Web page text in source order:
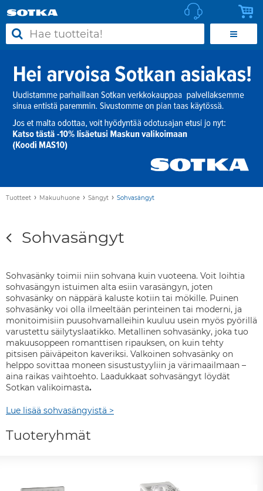
Tuotteet › Makuuhuone › Sängyt › Sohvasängyt
Sohvasängyt
Sohvasänky toimii niin sohvana kuin vuoteena. Voit loihtia
sohvasängyn istuimen alta esiin varasängyn, joten
sohvasänky on näppärä kaluste kotiin tai mökille. Puinen
sohvasänky voi olla ilmeeltään perinteinen tai moderni, ja
monitoimisiin puusohvamalleihin kuuluu usein myös pyörillä
varustettu säilytyslaatikko. Metallinen sohvasänky, joka tuo
makuusoppeen romanttisen ripauksen, on kuin tehty
pitsisen päiväpeiton kaveriksi. Valkoinen sohvasänky on
helppo sovittaa moneen sisustustyyliin ja värimaailmaan –
aina raikas vaihtoehto. Laadukkaat sohvasängyt löydät
Sotkan valikoimasta.
Lue lisää sohvasängyistä >
Tuoteryhmät